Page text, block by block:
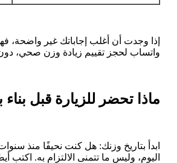
إذا وجدت أن أغلب إجاباتك غير واضحة،
واتساب لحجز تقييم زيادة وزن صحي،
ماذا تحضر للزيارة قبل
ابدأ بتاريخ وزنك: هل كنت نحيفًا منذ
اليوم، وليس ما تتمنى الالتزام به.